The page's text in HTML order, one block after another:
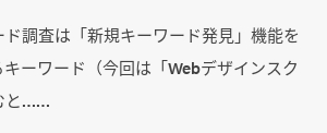
調査は「新規キーワード発見」機能を
ーワード（今回は「Webデザインスク
と……